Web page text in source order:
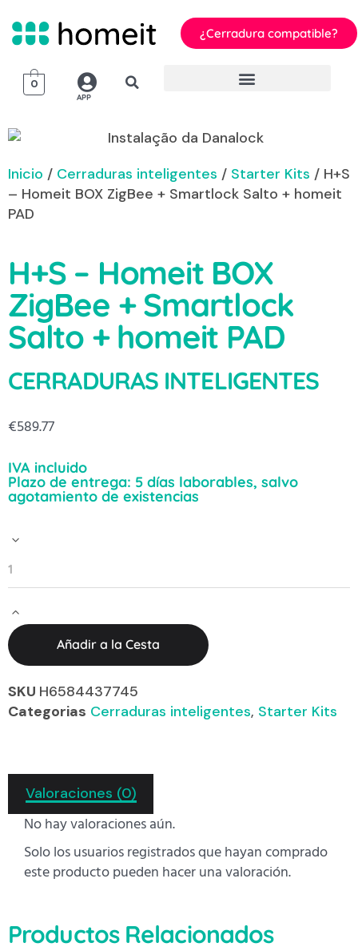
¿Cerradura compatible?
0
APP
Inicio / Cerraduras inteligentes / Starter Kits / H+S
– Homeit BOX ZigBee + Smartlock Salto + homeit
PAD
H+S – Homeit BOX
ZigBee + Smartlock
Salto + homeit PAD
CERRADURAS INTELIGENTES
€589.77
IVA incluido
Plazo de entrega: 5 días laborables, salvo
agotamiento de existencias
Añadir a la Cesta
SKU H6584437745
Categorias Cerraduras inteligentes, Starter Kits
Valoraciones (0)
No hay valoraciones aún.
Solo los usuarios registrados que hayan comprado
este producto pueden hacer una valoración.
Productos Relacionados